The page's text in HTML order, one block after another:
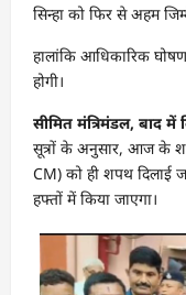
सिन्हा को फिर से अहम
हालांकि आधिकारिक
होगी।
सीमित मंत्रिमंडल, बाद में
सूत्रों के अनुसार, आज के
CM) को ही शपथ दिलाई
हफ्तों में किया जाएगा।